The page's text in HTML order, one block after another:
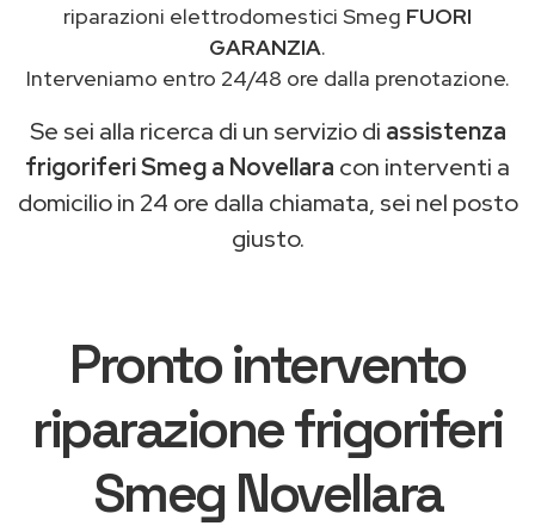
riparazioni elettrodomestici Smeg FUORI
GARANZIA.
Interveniamo entro 24/48 ore dalla prenotazione.
Se sei alla ricerca di un servizio di assistenza
frigoriferi Smeg a Novellara con interventi a
domicilio in 24 ore dalla chiamata, sei nel posto
giusto.
Pronto intervento
riparazione frigoriferi
Smeg Novellara